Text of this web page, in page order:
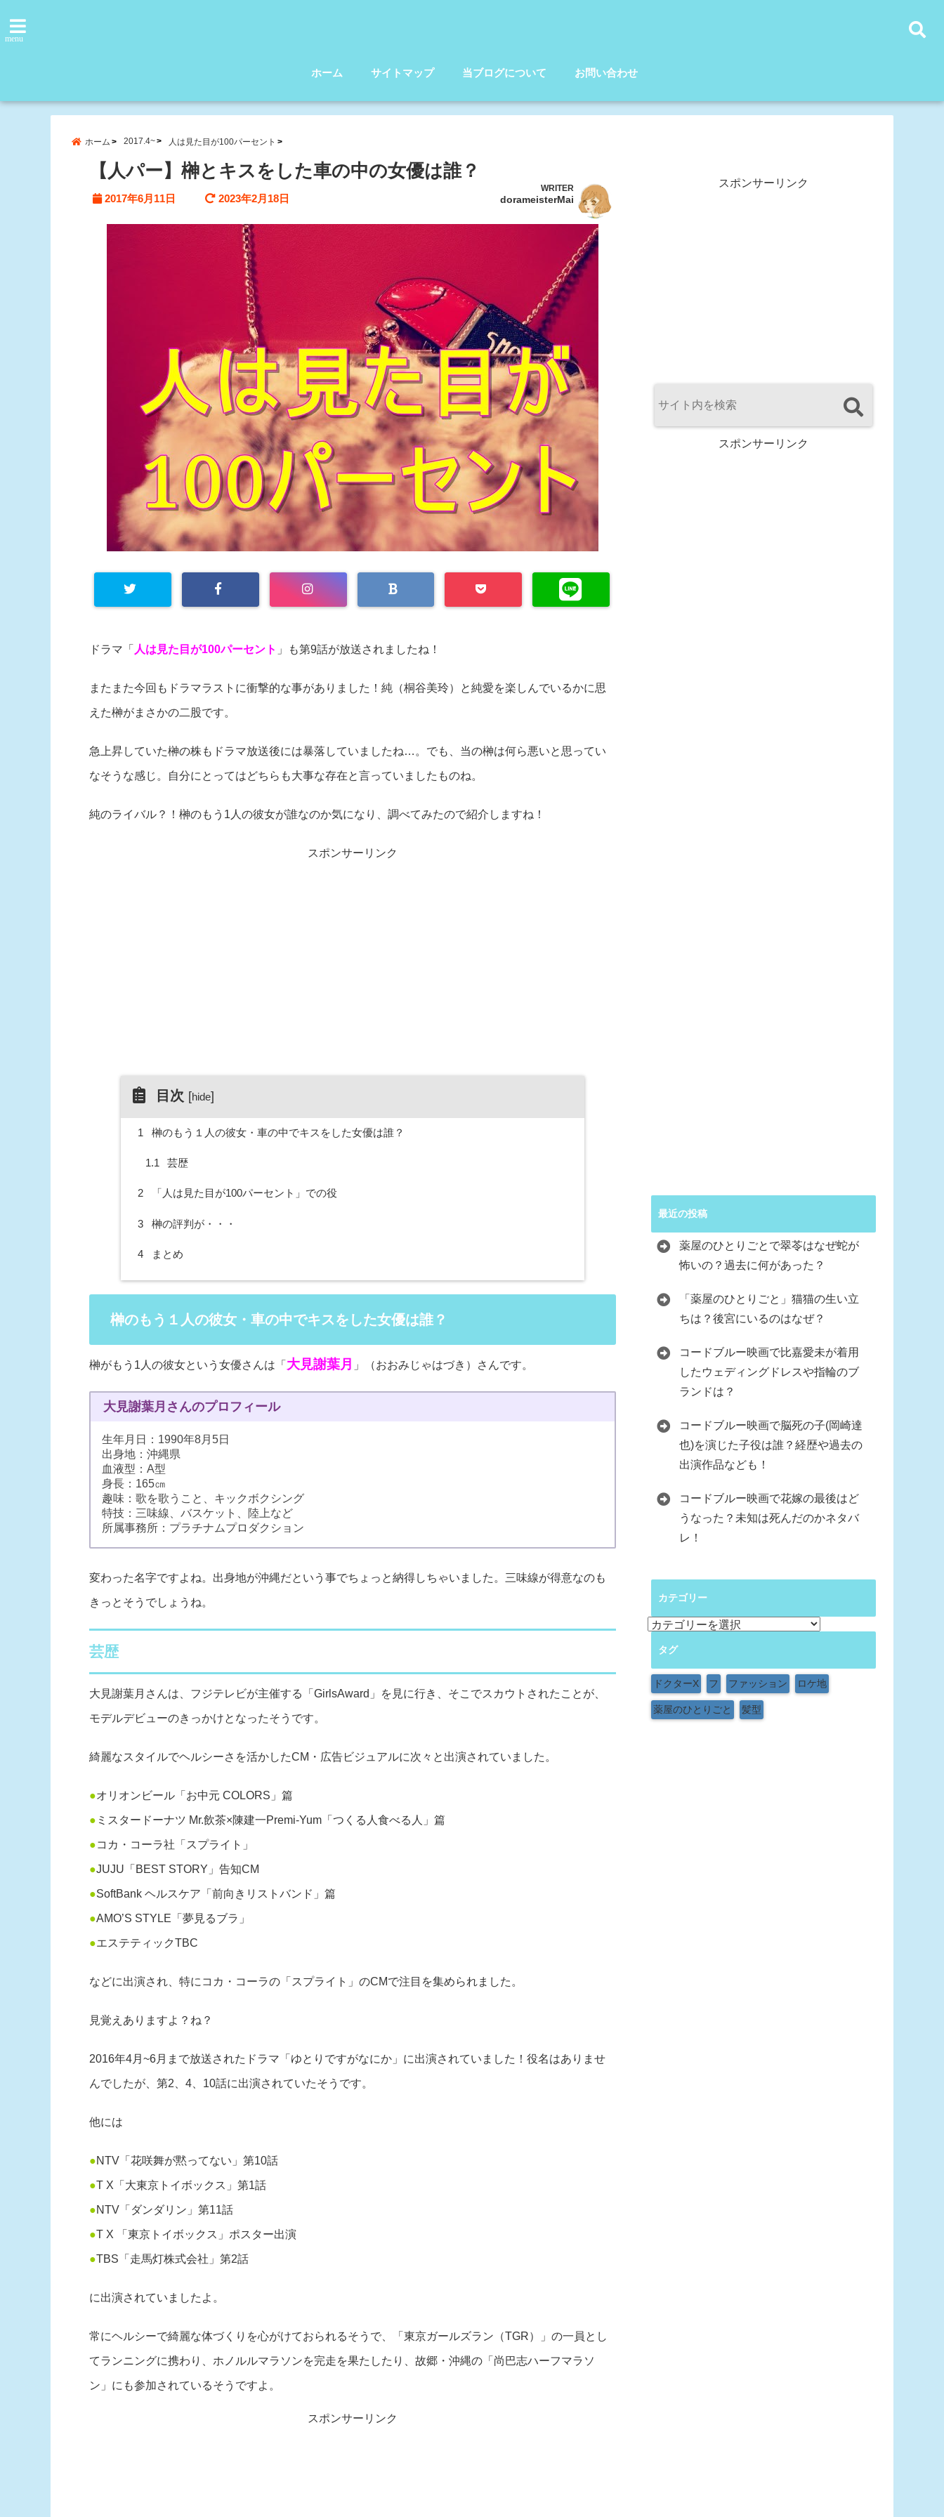
menu
ホーム サイトマップ 当ブログについて お問い合わせ
ホーム 2017.4~ 人は見た目が100パーセント
【人パー】榊とキスをした車の中の女優は誰？
2017年6月11日 2023年2月18日
WRITER
dorameisterMai
ドラマ「 人は見た目が100パーセント 」も第9話が放送されましたね！
またまた今回もドラマラストに衝撃的な事がありました！純（桐谷美玲）と純愛を楽しんでいるかに思
えた榊がまさかの二股です。
急上昇していた榊の株もドラマ放送後には暴落していましたね…。でも、当の榊は何ら悪いと思ってい
なそうな感じ。自分にとってはどちらも大事な存在と言っていましたものね。
純のライバル？！榊のもう1人の彼女が誰なのか気になり、調べてみたので紹介しますね！
スポンサーリンク
目次 [hide]
1 榊のもう１人の彼女・車の中でキスをした女優は誰？
1.1 芸歴
2 「人は見た目が100パーセント」での役
3 榊の評判が・・・
4 まとめ
榊のもう１人の彼女・車の中でキスをした女優は誰？
榊がもう1人の彼女という女優さんは「 大見謝葉月 」（おおみじゃはづき）さんです。
大見謝葉月さんのプロフィール
生年月日：1990年8月5日
出身地：沖縄県
血液型：A型
身長：165㎝
趣味：歌を歌うこと、キックボクシング
特技：三味線、バスケット、陸上など
所属事務所：プラチナムプロダクション
変わった名字ですよね。出身地が沖縄だという事でちょっと納得しちゃいました。三味線が得意なのも
きっとそうでしょうね。
芸歴
大見謝葉月さんは、フジテレビが主催する「GirlsAward」を見に行き、そこでスカウトされたことが、
モデルデビューのきっかけとなったそうです。
綺麗なスタイルでヘルシーさを活かしたCM・広告ビジュアルに次々と出演されていました。
●オリオンビール「お中元 COLORS」篇
● ミスタードーナツ Mr.飲茶×陳建一Premi-Yum「つくる人食べる人」篇
●コカ・コーラ社「スプライト」
●JUJU「BEST STORY」告知CM
●SoftBank ヘルスケア「前向きリストバンド」篇
●AMO’S STYLE「夢見るブラ」
●エステティックTBC
などに出演され、特にコカ・コーラの「スプライト」のCMで注目を集められました。
見覚えありますよ？ね？
2016年4月~6月まで放送されたドラマ「ゆとりですがなにか」に出演されていました！役名はありませ
んでしたが、第2、4、10話に出演されていたそうです。
他には
●NTV「花咲舞が黙ってない」第10話
●T X「大東京トイボックス」第1話
●NTV「ダンダリン」第11話
●T X 「東京トイボックス」ポスター出演
●TBS「走馬灯株式会社」第2話
に出演されていましたよ。
常にヘルシーで綺麗な体づくりを心がけておられるそうで、「東京ガールズラン（TGR）」の一員とし
てランニングに携わり、ホノルルマラソンを完走を果たしたり、故郷・沖縄の「尚巴志ハーフマラソ
ン」にも参加されているそうですよ。
スポンサーリンク
スポンサーリンク
スポンサーリンク
最近の投稿
薬屋のひとりごとで翠苓はなぜ蛇が
怖いの？過去に何があった？
「薬屋のひとりごと」猫猫の生い立
ちは？後宮にいるのはなぜ？
コードブルー映画で比嘉愛未が着用
したウェディングドレスや指輪のブ
ランドは？
コードブルー映画で脳死の子(岡崎達
也)を演じた子役は誰？経歴や過去の
出演作品なども！
コードブルー映画で花嫁の最後はど
うなった？未知は死んだのかネタバ
レ！
カテゴリー
カ
リ
ー
タグ
ドクターX フ ファッション ロケ地
薬屋のひとりごと 髪型